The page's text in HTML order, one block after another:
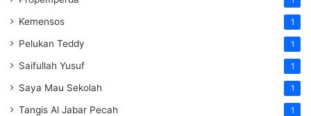
Kemensos 1
Pelukan Teddy 1
Saifullah Yusuf 1
Saya Mau Sekolah 1
Tangis Al Jabar Pecah 1